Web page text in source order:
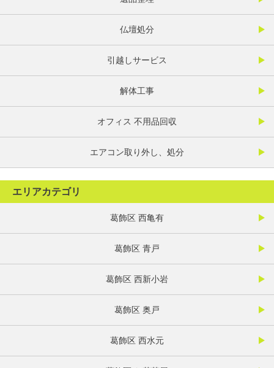
仏壇処分
引越しサービス
解体工事
オフィス 不用品回収
エアコン取り外し、処分
エリアカテゴリ
葛飾区 西亀有
葛飾区 青戸
葛飾区 西新小岩
葛飾区 奥戸
葛飾区 西水元